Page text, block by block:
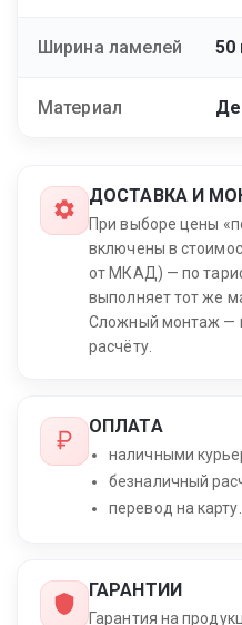
Ширина ламелей 50
Материал
ДОСТАВКА И
При выборе цены
включены в
от МКАД) — по
выполняет тот же
Сложный монтаж —
расчёту.
ОПЛАТА
наличными
безналичный
перевод на карту.
ГАРАНТИИ
Гарантия на